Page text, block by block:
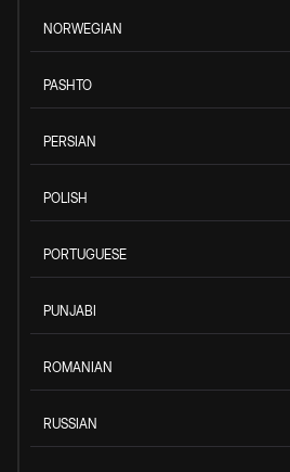
NORWEGIAN
PASHTO
PERSIAN
POLISH
PORTUGUESE
PUNJABI
ROMANIAN
RUSSIAN